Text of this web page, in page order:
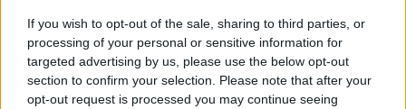
If you wish to opt-out of the sale, sharing to third parties, or
processing of your personal or sensitive information for
targeted advertising by us, please use the below opt-out
section to confirm your selection. Please note that after your
opt-out request is processed you may continue seeing
Zpravodajství
Příbram modernizuje parkovací automaty.
Přibudou i tři nové poblíž Svaté Hory